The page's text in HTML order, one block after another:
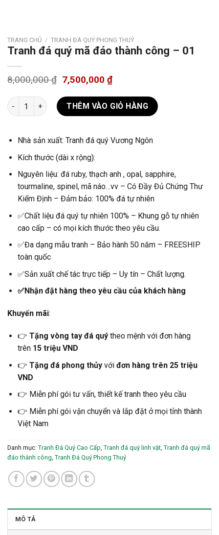
TRANG CHỦ / TRANH ĐÁ QUÝ PHONG THUỶ
Tranh đá quý mã đáo thành công – 01
8,000,000₫ 7,500,000 ₫
Tranh đá quý mã đáo thành công - 01 số lượng
THÊM VÀO GIỎ HÀNG
Nhà sản xuất: Tranh đá quý Vương Ngôn
Kích thước (dài x rộng):
Nguyên liệu: đá ruby, thạch anh , opal, sapphire,
tourmaline, spinel, mã náo…vv – Có Đầy Đủ Chứng Thư
Kiểm Định – Đảm bảo: 100% đá tự nhiên
✅Chất liệu đá quý tự nhiên 100% – Khung gỗ tự nhiên
cao cấp – có mọi kích thước theo yêu cầu.
✅Đa dạng mẫu tranh – Bảo hành 50 năm – FREESHIP
toàn quốc
✅Sản xuất chế tác trực tiếp – Uy tín – Chất lượng.
✅Nhận đặt hàng theo yêu cầu của khách hàng
Khuyến mãi:
👉 Tặng vòng tay đá quýtheo mệnh với đơn hàng
trên 15 triệu VND
👉 Tặng đá phong thủyvới đơn hàng trên 25 triệu
VND
👉 Miễn phí gói tư vấn, thiết kế tranh theo yêu cầu
👉 Miễn phí gói vận chuyển và lắp đặt ở mọi tỉnh thành
Việt Nam
Danh mục: Tranh Đá Quý Cao Cấp Tranh đá quý linh vật Tranh đá quý mã
đáo thành công Tranh Đá Quý Phong Thuỷ
MÔ TẢ